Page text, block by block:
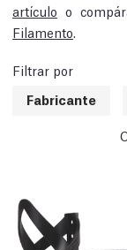
artículo o
Filamento
Filtrar por
Fabricante